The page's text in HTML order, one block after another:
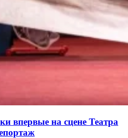
впервые на сцене Театра